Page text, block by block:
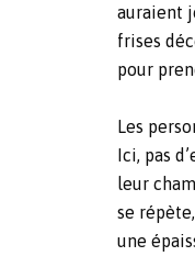
auraient
frises
pour
Les
Ici, pas
leur
se
une